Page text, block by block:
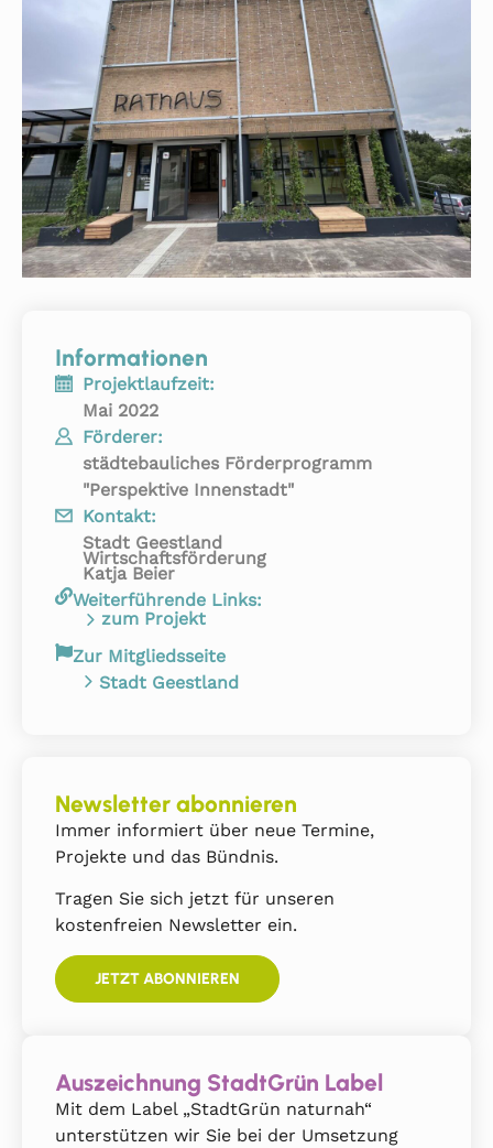
Informationen
Projektlaufzeit:
Mai 2022
Förderer:
städtebauliches Förderprogramm
"Perspektive Innenstadt"
Kontakt:
Stadt Geestland
Wirtschaftsförderung
Katja Beier
Weiterführende Links:
zum Projekt
Zur Mitgliedsseite
Stadt Geestland
Newsletter abonnieren
Immer informiert über neue Termine,
Projekte und das Bündnis.
Tragen Sie sich jetzt für unseren
kostenfreien Newsletter ein.
JETZT ABONNIEREN
Auszeichnung StadtGrün Label
Mit dem Label „StadtGrün naturnah“
unterstützen wir Sie bei der Umsetzung